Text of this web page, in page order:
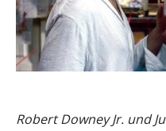
Robert Downey Jr. und